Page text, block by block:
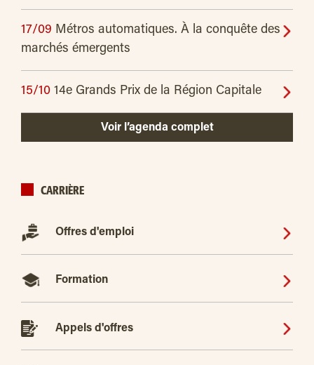
17/09 Métros automatiques. À la conquête des
marchés émergents
15/10 14e Grands Prix de la Région Capitale
Voir l’agenda complet
CARRIÈRE
Offres d'emploi
Formation
Appels d'offres